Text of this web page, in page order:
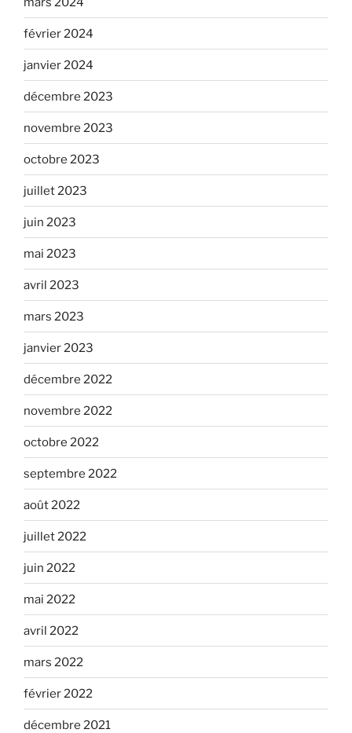
février 2024
janvier 2024
décembre 2023
novembre 2023
octobre 2023
juillet 2023
juin 2023
mai 2023
avril 2023
mars 2023
janvier 2023
décembre 2022
novembre 2022
octobre 2022
septembre 2022
août 2022
juillet 2022
juin 2022
mai 2022
avril 2022
mars 2022
février 2022
décembre 2021